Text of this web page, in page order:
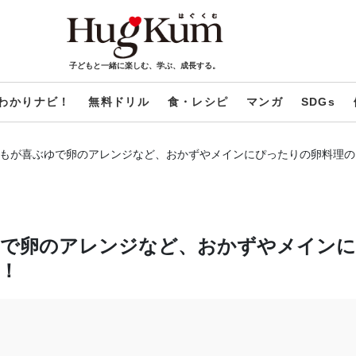
子どもと一緒に楽しむ、学ぶ、成長する。
かりナビ！ 無料ドリル 食・レシピ マンガ SDGs
が喜ぶゆで卵のアレンジなど、おかずやメインにぴったりの卵料理
卵のアレンジなど、おかずやメイン